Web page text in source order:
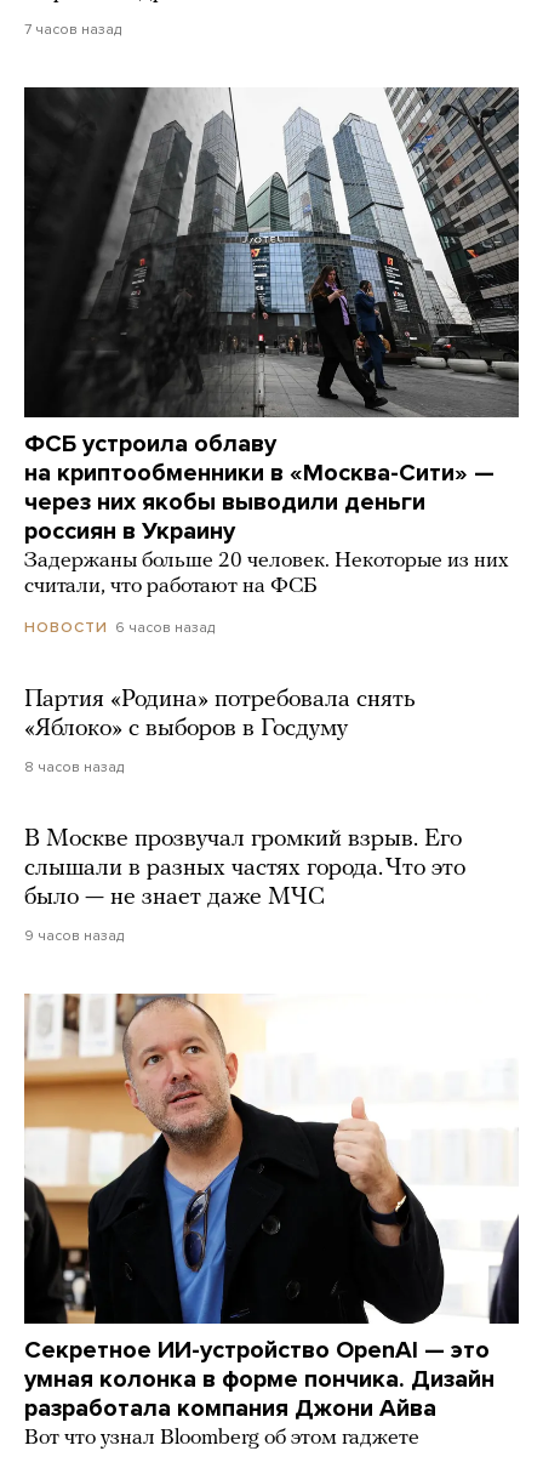
7 часов назад
ФСБ устроила облаву
на криптообменники в «Москва-Сити» —
через них якобы выводили деньги
россиян в Украину
Задержаны больше 20 человек. Некоторые из них
считали, что работают на ФСБ
НОВОСТИ 6 часов назад
Партия «Родина» потребовала снять
«Яблоко» с выборов в Госдуму
8 часов назад
В Москве прозвучал громкий взрыв. Его
слышали в разных частях города. Что это
было — не знает даже МЧС
9 часов назад
Секретное ИИ-устройство OpenAI — это
умная колонка в форме пончика. Дизайн
разработала компания Джони Айва
Вот что узнал Bloomberg об этом гаджете